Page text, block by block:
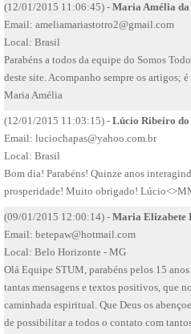
(12/01/2015 11:06:45) - Maria Amélia
Email: ameliamariastotro2@gmail.com
Local: Brasil
Parabéns a todos da equipe do Somos
deste site. Acompanho sempre os artigos;
Maria Amélia
(12/01/2015 11:03:15) - Lúcio Ribeiro do
Email: luciochapas@yahoo.com.br
Local: Brasil
Bom dia! Parabéns! Quinze anos
prosperidade! Muito obrigado!
(09/01/2015 12:00:14) - Maria Elizabete
Email: betepaw@hotmail.com
Local: Belo Horizonte - MG
Olá Equipe STUM, parabéns pelos 15
tantas mensagens e textos positivos, que
caminhada espiritual. Que Deus os
de possibilitar a todos o contato com